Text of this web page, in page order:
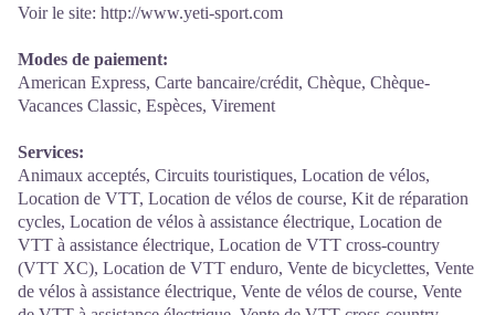
Voir le site: http://www.yeti-sport.com
Modes de paiement:
American Express, Carte bancaire/crédit, Chèque, Chèque-
Vacances Classic, Espèces, Virement
Services:
Animaux acceptés, Circuits touristiques, Location de vélos,
Location de VTT, Location de vélos de course, Kit de réparation
cycles, Location de vélos à assistance électrique, Location de
VTT à assistance électrique, Location de VTT cross-country
(VTT XC), Location de VTT enduro, Vente de bicyclettes, Vente
de vélos à assistance électrique, Vente de vélos de course, Vente